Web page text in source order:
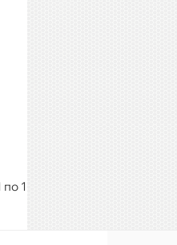
1 из 1 (всего 1 страниц)